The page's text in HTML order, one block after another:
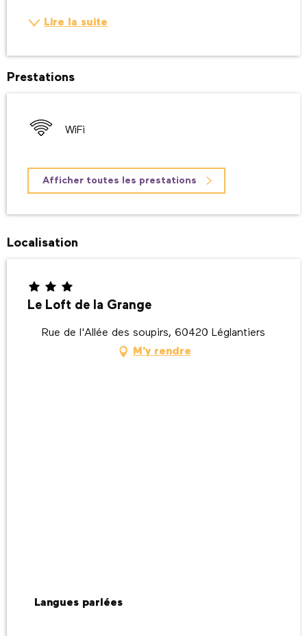
Lire la suite
Prestations
WiFi
Afficher toutes les prestations
Localisation
Le Loft de la Grange
Rue de l'Allée des soupirs, 60420 Léglantiers
M'y rendre
Langues parlées
Langues parlées